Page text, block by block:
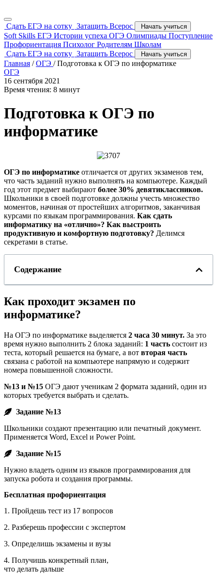
Сдать ЕГЭ на сотку Затащить Всерос Начать учиться
Soft Skills ЕГЭ Истории успеха ОГЭ Олимпиады Поступление
Профориентация Психолог Родителям Школам
Сдать ЕГЭ на сотку Затащить Всерос Начать учиться
Главная / ОГЭ /Подготовка к ОГЭ по информатике
ОГЭ
16 сентября 2021
Время чтения: 8 минут
Подготовка к ОГЭ по
информатике
ОГЭ по информатике отличается от других экзаменов тем,
что часть заданий нужно выполнять на компьютере. Каждый
год этот предмет выбирают более 30% девятиклассников.
Школьники в своей подготовке должны учесть множество
моментов, начиная от простейших алгоритмов, заканчивая
курсами по языкам программирования. Как сдать
информатику на «отлично»? Как выстроить
продуктивную и комфортную подготовку? Делимся
секретами в статье.
Содержание
Как проходит экзамен по
информатике?
На ОГЭ по информатике выделяется 2 часа 30 минут. За это
время нужно выполнить 2 блока заданий: 1 часть состоит из
теста, который решается на бумаге, а вот вторая часть
связана с работой на компьютере напрямую и содержит
номера повышенной сложности.
№13 и №15 ОГЭ дают ученикам 2 формата заданий, один из
которых требуется выбрать и сделать.
Задание №13
Школьники создают презентацию или печатный документ.
Применяется Word, Excel и Power Point.
Задание №15
Нужно владеть одним из языков программирования для
запуска робота и создания программы.
Бесплатная профориентация
1. Пройдешь тест из 17 вопросов
2. Разберешь профессии с экспертом
3. Определишь экзамены и вузы
4. Получишь конкретный план,
что делать дальше